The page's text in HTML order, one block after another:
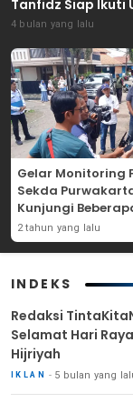
Tanfidz Siap Ikuti
4 bulan yang lalu
Gelar Monitoring
Sekda
Kunjungi
Yang Ada Di
2 tahun yang lalu
INDEKS
Redaksi
Selamat Hari
Hijriyah
IKLAN 5 bulan yang